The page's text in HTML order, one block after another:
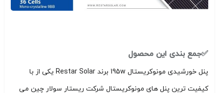
✅جمع بندی این محصول
پنل خورشیدی مونوکریستال 195w برند Restar Solar یکی از با
کیفیت ترین پنل های مونوکریستال شرکت ریستار سولار چین می